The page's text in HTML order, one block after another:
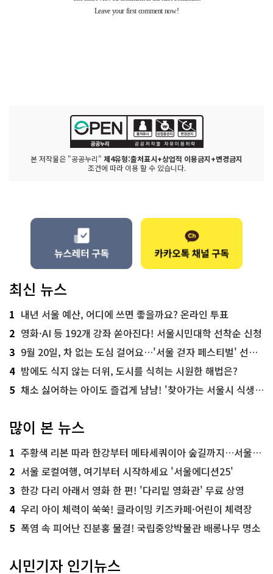
본 저작물은 "공공누리" 제4유형:출처표시+상업적 이용금지+변경금지
조건에 따라 이용 할 수 있습니다.
최신 뉴스
1 내년 서울 예산, 어디에 쓰면 좋을까요? 온라인 투표
2 영화·AI 등 192개 강좌 쏟아진다! 서울시민대학 선착순 신청
3 9월 20일, 차 없는 도심 걸어요…'서울 걷자 페스티벌' 선착순 5천명
4 밤에도 식지 않는 더위, 도시를 식히는 시원한 해법은?
5 채소 싫어하는 아이도 즐겁게 냠냠! '찾아가는 서울시 식생활 교육' 현장
많이 본 뉴스
1 주황색 리본 따라 한강부터 메타세쿼이아 숲길까지…서울둘레길 15코스
2 서울 로컬여행, 여기부터 시작하세요 '서울에디션25'
3 한강 다리 아래서 영화 한 편! '다리밑 영화관' 무료 상영
4 우리 아이 체력이 쑥쑥! 클라이밍 키즈카페·어린이 체력장
5 폭염 속 피어난 진분홍 물결! 국립중앙박물관 배롱나무 명소
시민기자 인기뉴스